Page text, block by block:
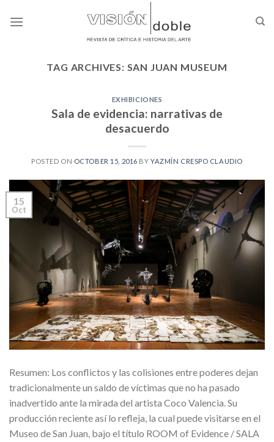
TAG ARCHIVES: SAN JUAN MUSEUM
EXHIBICIONES
Sala de evidencia: narrativas de
desacuerdo
POSTED ON OCTOBER 15, 2016 BYYAZMÍN CRESPO CLAUDIO
15
Oct
Resumen: Los conflictos y las colisiones entre poderes dejan
tradicionalmente un saldo de víctimas que no ha pasado
inadvertido ante la mirada del artista Coco Valencia. Su
producción reciente así lo refleja, la cual puede visitarse en el
Museo de San Juan, bajo el título ROOM of Evidence / SALA